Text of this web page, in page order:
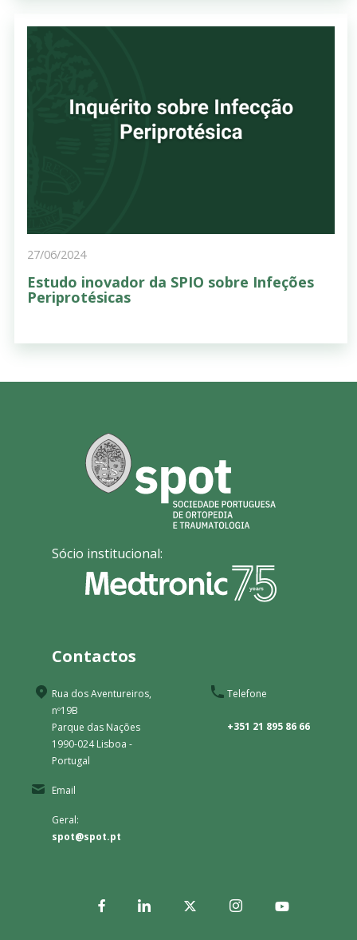
27/06/2024
Estudo inovador da SPIO sobre Infeções
Periprotésicas
Sócio institucional:
Contactos
Rua dos Aventureiros,
nº19B
Parque das Nações
1990-024 Lisboa -
Portugal
Telefone
+351 21 895 86 66
Email
Geral:
spot@spot.pt